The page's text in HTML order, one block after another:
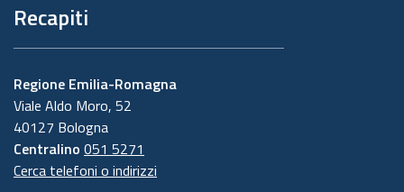
Recapiti
Regione Emilia-Romagna
Viale Aldo Moro, 52
40127 Bologna
Centralino 051 5271
Cerca telefoni o indirizzi